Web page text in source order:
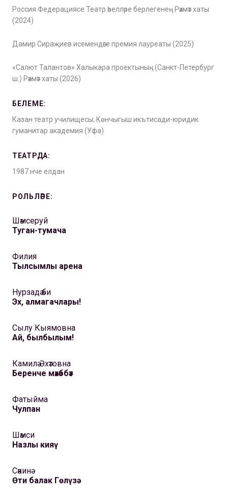
Россия Федерациясе Театр әһелләре берлегенең Рәхмәт хаты
(2024)
Дамир Сираҗиев исемендәге премия лауреаты (2025)
«Салют Талантов» Халыкара проектының (Санкт-Петербург
ш.) Рәхмәт хаты (2026)
БЕЛЕМЕ:
Казан театр училищесы; Көнчыгыш икътисади-юридик
гуманитар академия (Уфа)
ТЕАТРДА:
1987 нче елдан
РОЛЬЛӘРЕ:
Шәмсеруй
Туган-тумача
Филия
Тылсымлы арена
Нурзадә әби
Эх, алмагачлары!
Сылу Кыямовна
Ай, былбылым!
Камилә Әхәтовна
Беренче мәхәббәт
Фатыйма
Чулпан
Шәмси
Назлы кияү
Сәкинә
Өти балак Гөлүзә